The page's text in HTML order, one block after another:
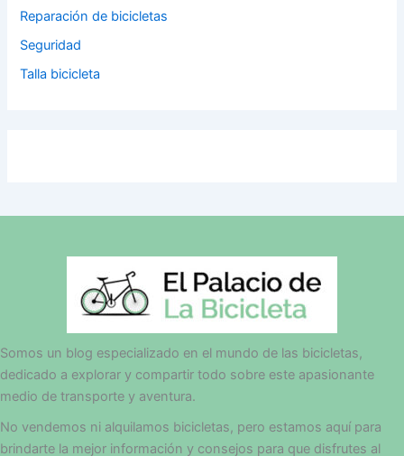
Reparación de bicicletas
Seguridad
Talla bicicleta
Somos un blog especializado en el mundo de las bicicletas,
dedicado a explorar y compartir todo sobre este apasionante
medio de transporte y aventura.
No vendemos ni alquilamos bicicletas, pero estamos aquí para
brindarte la mejor información y consejos para que disfrutes al